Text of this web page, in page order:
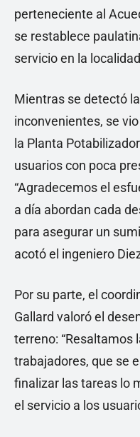
perteneciente al
se restablece
servicio en la
Mientras se detectó
inconvenientes, se
la Planta
usuarios con poca
“Agradecemos el
a día abordan cada
para asegurar un
acotó el ingeniero
Por su parte, el
Gallard valoró el
terreno: “Resaltamos
trabajadores, que se
finalizar las tareas lo
el servicio a los